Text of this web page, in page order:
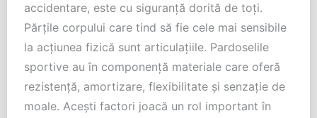
accidentare, este cu siguranță dorită de toți.
Părțile corpului care tind să fie cele mai sensibile
la acțiunea fizică sunt articulațiile. Pardoselile
sportive au în componență materiale care oferă
rezistență, amortizare, flexibilitate și senzație de
moale. Acești factori joacă un rol important în